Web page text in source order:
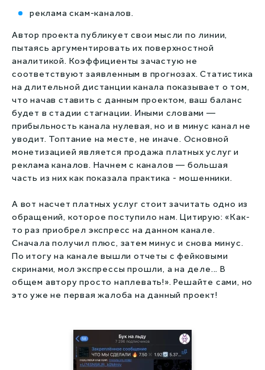
реклама скам-каналов.
Автор проекта публикует свои мысли по линии,
пытаясь аргументировать их поверхностной
аналитикой. Коэффициенты зачастую не
соответствуют заявленным в прогнозах. Статистика
на длительной дистанции канала показывает о том,
что начав ставить с данным проектом, ваш баланс
будет в стадии стагнации. Иными словами —
прибыльность канала нулевая, но и в минус канал не
уводит. Топтание на месте, не иначе. Основной
монетизацией является продажа платных услуг и
реклама каналов. Начнем с каналов — большая
часть из них как показала практика - мошенники.
А вот насчет платных услуг стоит зачитать одно из
обращений, которое поступило нам. Цитирую: «Как-
то раз приобрел экспресс на данном канале.
Сначала получил плюс, затем минус и снова минус.
По итогу на канале вышли отчеты с фейковыми
скринами, мол экспрессы прошли, а на деле... В
общем автору просто наплевать!». Решайте сами, но
это уже не первая жалоба на данный проект!